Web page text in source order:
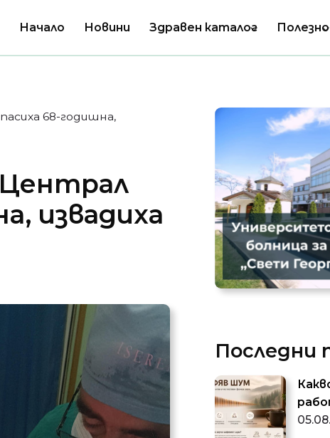
Начало Новини Здравен каталог Полезно
68-годишна,
извадиха
Последни